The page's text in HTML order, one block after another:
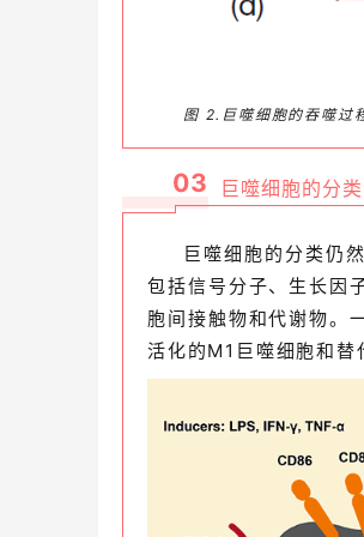
图 2.巨噬细胞的吞噬过
03 巨噬细胞的分类
巨噬细胞的分类仍
包括信号分子、生长因
胞间接触物和代谢物。
活化的M1巨噬细胞和替